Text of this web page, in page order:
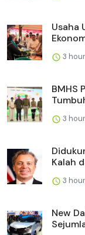
Usaha
3
BMHS
3
Kalah
3
New